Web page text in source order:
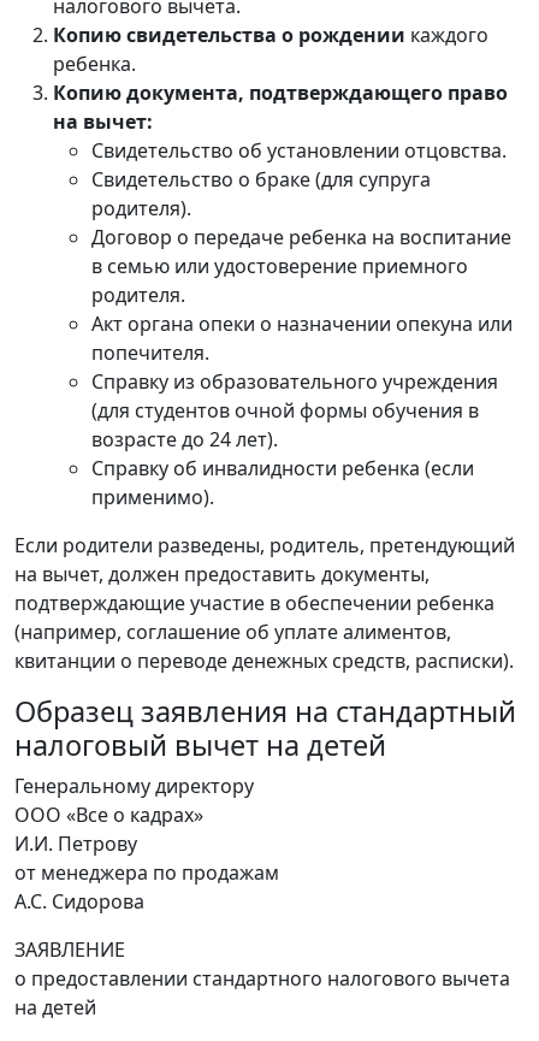
налогового вычета.
Копию свидетельства о рождении каждого
ребенка.
Копию документа, подтверждающего право
на вычет:
Свидетельство об установлении отцовства.
Свидетельство о браке (для супруга
родителя).
Договор о передаче ребенка на воспитание
в семью или удостоверение приемного
родителя.
Акт органа опеки о назначении опекуна или
попечителя.
Справку из образовательного учреждения
(для студентов очной формы обучения в
возрасте до 24 лет).
Справку об инвалидности ребенка (если
применимо).
Если родители разведены, родитель, претендующий
на вычет, должен предоставить документы,
подтверждающие участие в обеспечении ребенка
(например, соглашение об уплате алиментов,
квитанции о переводе денежных средств, расписки).
Образец заявления на стандартный
налоговый вычет на детей
Генеральному директору
ООО «Все о кадрах»
И.И. Петрову
от менеджера по продажам
А.С. Сидорова
ЗАЯВЛЕНИЕ
о предоставлении стандартного налогового вычета
на детей